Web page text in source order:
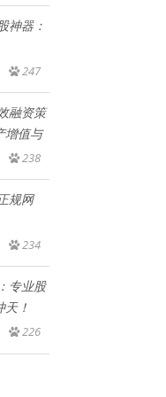
神器：
247
增值与
238
规网
234
专业股
！
226